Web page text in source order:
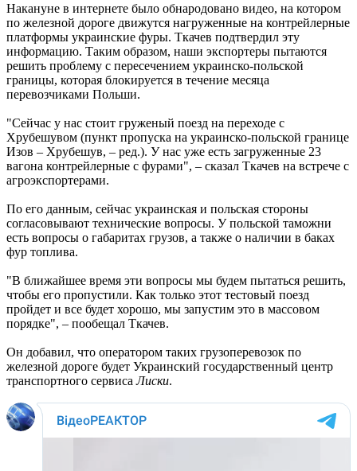
Накануне в интернете было обнародовано видео, на котором
по железной дороге движутся нагруженные на контрейлерные
платформы украинские фуры. Ткачев подтвердил эту
информацию. Таким образом, наши экспортеры пытаются
решить проблему с пересечением украинско-польской
границы, которая блокируется в течение месяца
перевозчиками Польши.
"Сейчас у нас стоит груженый поезд на переходе с
Хрубешувом (пункт пропуска на украинско-польской границе
Изов – Хрубешув, – ред.). У нас уже есть загруженные 23
вагона контрейлерные с фурами", – сказал Ткачев на встрече с
агроэкспортерами.
По его данным, сейчас украинская и польская стороны
согласовывают технические вопросы. У польской таможни
есть вопросы о габаритах грузов, а также о наличии в баках
фур топлива.
"В ближайшее время эти вопросы мы будем пытаться решить,
чтобы его пропустили. Как только этот тестовый поезд
пройдет и все будет хорошо, мы запустим это в массовом
порядке", – пообещал Ткачев.
Он добавил, что оператором таких грузоперевозок по
железной дороге будет Украинский государственный центр
транспортного сервисаЛиски.